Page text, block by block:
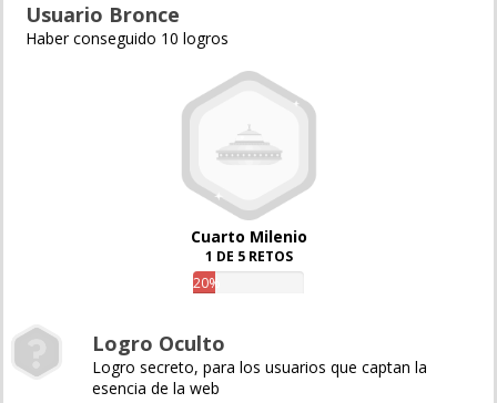
Usuario Bronce
Haber conseguido 10 logros
Cuarto Milenio
1 DE 5 RETOS
20%
Logro Oculto
Logro secreto, para los usuarios que captan la
esencia de la web